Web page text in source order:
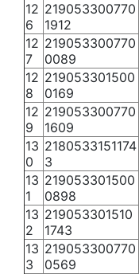
12
6
219053300770
1912
12
7
219053300770
0089
12
8
219053301500
0169
12
9
219053300770
1609
13
0
2180533151174
3
13
1
219053301500
0898
13
2
219053301510
1743
13
3
219053300770
0569